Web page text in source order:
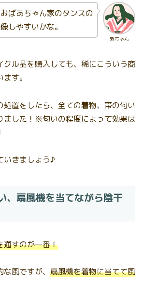
紫ちゃん
ばあちゃん家のタンスの
しやすいかな。
クル品を購入しても、稀にこういう商
す。
処置をしたら、全ての着物、帯の匂い
ました！※匂いの程度によって効果は
いきましょう♪
、扇風機を当てながら陰干
通すのが一番！
風ですが、 扇風機を着物に当てて風